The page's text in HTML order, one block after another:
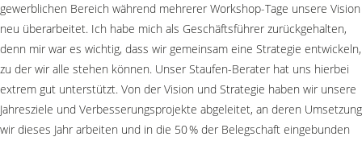
gewerblichen Bereich während mehrerer Workshop-Tage unsere Vision
neu überarbeitet. Ich habe mich als Geschäftsführer zurückgehalten,
denn mir war es wichtig, dass wir gemeinsam eine Strategie entwickeln,
zu der wir alle stehen können. Unser Staufen-Berater hat uns hierbei
extrem gut unterstützt. Von der Vision und Strategie haben wir unsere
Jahresziele und Verbesserungsprojekte abgeleitet, an deren Umsetzung
wir dieses Jahr arbeiten und in die 50 % der Belegschaft eingebunden